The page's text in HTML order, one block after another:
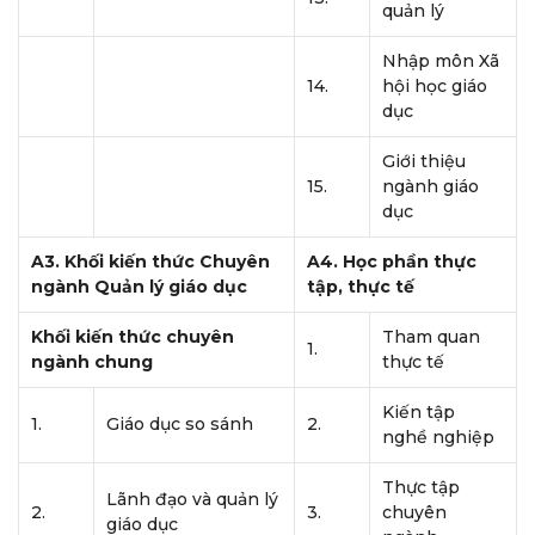
quản lý
14.
Nhập môn Xã
hội học giáo
dục
15.
Giới thiệu
ngành giáo
dục
A3. Khối kiến thức Chuyên
ngành Quản lý giáo dục
A4. Học phần thực
tập, thực tế
Khối kiến thức chuyên
ngành chung
1.
Tham quan
thực tế
1. Giáo dục so sánh 2.
Kiến tập
nghề nghiệp
2.
Lãnh đạo và quản lý
giáo dục
3.
Thực tập
chuyên